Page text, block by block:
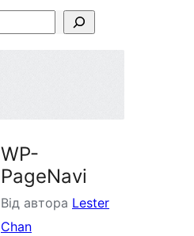
WP-
PageNavi
Від автора Lester
Chan